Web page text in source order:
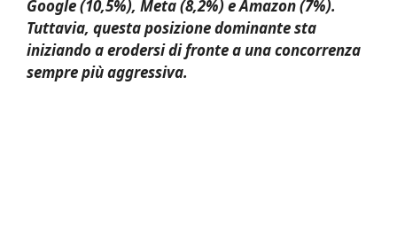
Google (10,5%), Meta (8,2%) e Amazon (7%).
Tuttavia, questa posizione dominante sta
iniziando a erodersi di fronte a una concorrenza
sempre più aggressiva.